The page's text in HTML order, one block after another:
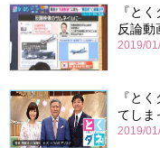
『と
反論動
2019/
『と
てしま
2019/